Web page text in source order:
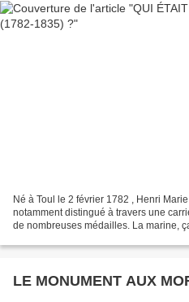
Né à Toul le 2 février 1782 , Henri
notamment distingué à travers une
de nombreuses médailles. La marine,
LE MONUMENT AUX